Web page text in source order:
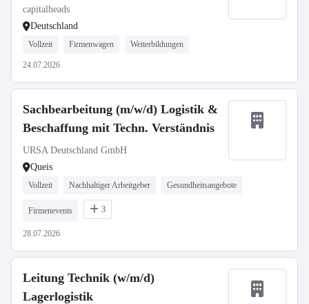
capitalheads
Deutschland
Vollzeit Firmenwagen Weiterbildungen
24.07.2026
Sachbearbeitung (m/w/d) Logistik &
Beschaffung mit Techn. Verständnis
URSA Deutschland GmbH
Queis
Vollzeit Nachhaltiger Arbeitgeber Gesundheitsangebote
Firmenevents 3
28.07.2026
Leitung Technik (w/m/d)
Lagerlogistik